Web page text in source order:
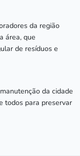
da região
área, que
de resíduos e
da cidade
todos para preservar